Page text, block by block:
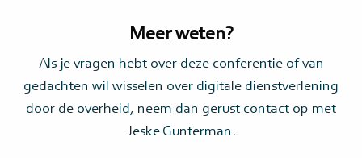
Meer weten?
Als je vragen hebt over deze conferentie of van
gedachten wil wisselen over digitale dienstverlening
door de overheid, neem dan gerust contact op met
Jeske Gunterman.